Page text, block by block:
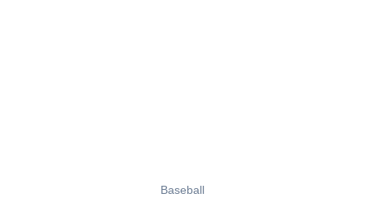
Baseball